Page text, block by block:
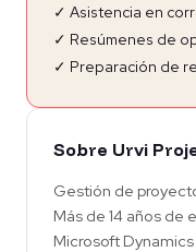
✓ Asistencia en
✓ Resúmenes de
✓ Preparación de
Sobre Urvi
Gestión de
Más de 14 años
Microsoft Dynamics